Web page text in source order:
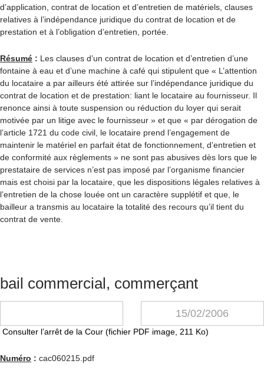
d’application, contrat de location et d’entretien de matériels, clauses
relatives à l’indépendance juridique du contrat de location et de
prestation et à l’obligation d’entretien, portée.
Résumé : Les clauses d’un contrat de location et d’entretien d’une
fontaine à eau et d’une machine à café qui stipulent que « L’attention
du locataire a par ailleurs été attirée sur l’indépendance juridique du
contrat de location et de prestation: liant le locataire au fournisseur. Il
renonce ainsi à toute suspension ou réduction du loyer qui serait
motivée par un litige avec le fournisseur » et que « par dérogation de
l’article 1721 du code civil, le locataire prend l’engagement de
maintenir le matériel en parfait état de fonctionnement, d’entretien et
de conformité aux règlements » ne sont pas abusives dès lors que le
prestataire de services n’est pas imposé par l’organisme financier
mais est choisi par la locataire, que les dispositions légales relatives à
l’entretien de la chose louée ont un caractère supplétif et que, le
bailleur a transmis au locataire la totalité des recours qu’il tient du
contrat de vente.
bail commercial, commerçant
15/02/2006
Consulter l’arrêt de la Cour (fichier PDF image, 211 Ko)
Numéro : cac060215.pdf